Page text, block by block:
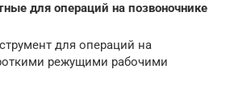
для операций на позвоночнике
для операций на
режущими рабочими